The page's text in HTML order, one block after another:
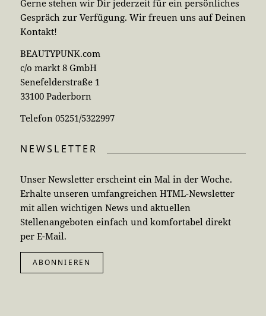
Gerne stehen wir Dir jederzeit für ein persönliches
Gespräch zur Verfügung. Wir freuen uns auf Deinen
Kontakt!
BEAUTYPUNK.com
c/o markt 8 GmbH
Senefelderstraße 1
33100 Paderborn
Telefon 05251/5322997
NEWSLETTER
Unser Newsletter erscheint ein Mal in der Woche.
Erhalte unseren umfangreichen HTML-Newsletter
mit allen wichtigen News und aktuellen
Stellenangeboten einfach und komfortabel direkt
per E-Mail.
ABONNIEREN